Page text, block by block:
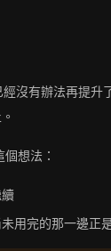
沒有辦法再提
想法：
用完的那一邊正